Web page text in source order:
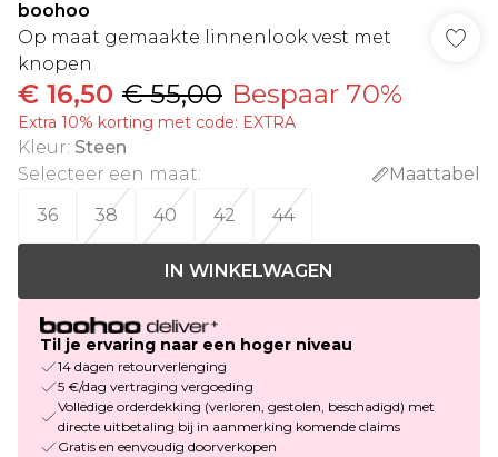
boohoo
Op maat gemaakte linnenlook vest met
knopen
€ 16,50 € 55,00 Bespaar 70%
Extra 10% korting met code: EXTRA
Kleur: Steen
Selecteer een maat:
Maattabel
36
38 40 42 44
IN WINKELWAGEN
Til je ervaring naar een hoger niveau
14 dagen retourverlenging
5 €/dag vertraging vergoeding
Volledige orderdekking (verloren, gestolen, beschadigd) met
directe uitbetaling bij in aanmerking komende claims
Gratis en eenvoudig doorverkopen